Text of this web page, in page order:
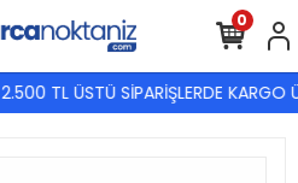
2.500 TL ÜSTÜ SİPARİŞLERDE KARGO
0